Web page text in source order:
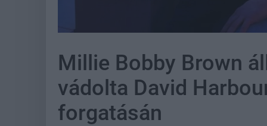
Millie Bobby Brown
vádolta David
forgatásán